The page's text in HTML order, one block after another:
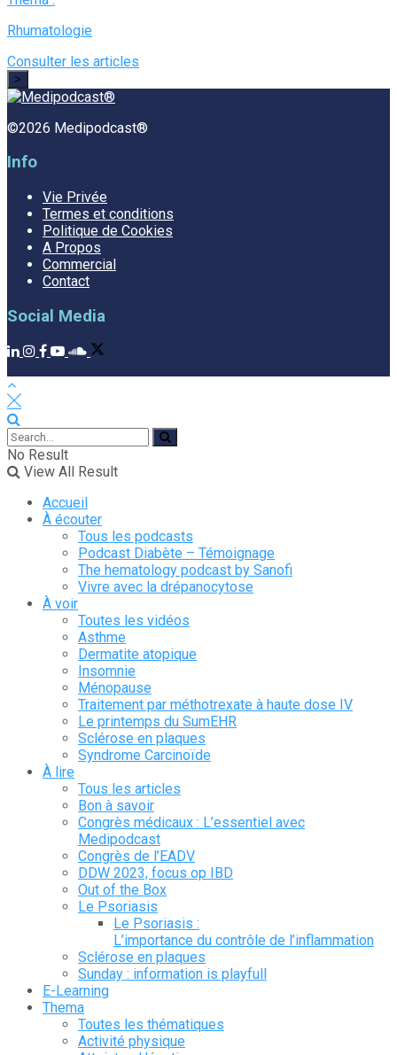
Rhumatologie
Consulter les articles
>
©2026 Medipodcast®
Info
Vie Privée
Termes et conditions
Politique de Cookies
A Propos
Commercial
Contact
Social Media
No Result
View All Result
Accueil
À écouter
Tous les podcasts
Podcast Diabète – Témoignage
The hematology podcast by Sanofi
Vivre avec la drépanocytose
À voir
Toutes les vidéos
Asthme
Dermatite atopique
Insomnie
Ménopause
Traitement par méthotrexate à haute dose IV
Le printemps du SumEHR
Sclérose en plaques
Syndrome Carcinoïde
À lire
Tous les articles
Bon à savoir
Congrès médicaux : L’essentiel avec
Medipodcast
Congrès de l’EADV
DDW 2023, focus op IBD
Out of the Box
Le Psoriasis
Le Psoriasis :
L’importance du contrôle de l’inflammation
Sclérose en plaques
Sunday : information is playfull
E-Learning
Thema
Toutes les thématiques
Activité physique